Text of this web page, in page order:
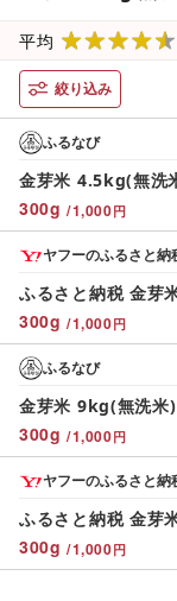
平均
絞り込み
300g /1,000円
ふるなび
金芽米 4.5kg(無洗
300g /1,000円
ヤフーのふるさと納
ふるさと納税 金芽
300g /1,000円
ふるなび
金芽米 9kg(無洗米)
300g /1,000円
ヤフーのふるさと納
ふるさと納税 金芽